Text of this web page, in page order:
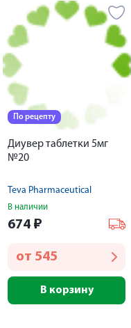
По рецепту
Диувер таблетки 5мг
№20
Teva Pharmaceutical
В наличии
674 ₽
от 545
В корзину